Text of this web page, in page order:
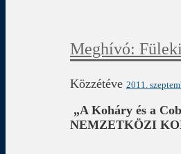
Meghívó:
Közzétéve 2011.
„A Koháry és a
NEMZETKÖZI